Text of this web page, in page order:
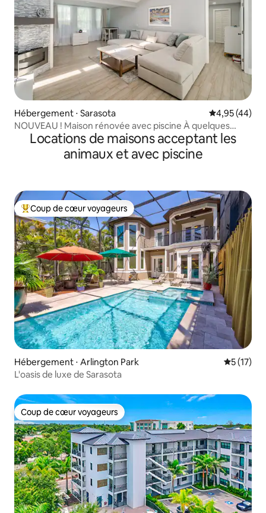
Hébergement ⋅ Sarasota Évaluation
4,95 (44)
NOUVEAU ! Maison rénovée avec piscine À quelques
minutes de la plage de Siesta Key
Locations de maisons acceptant les
animaux et avec piscine
Coups de cœur voyageurs les plus appréciés
Coup de cœur voyageurs
Hébergement ⋅ Arlington Park
5 (17)
L'oasis de luxe de Sarasota
Coup de cœur voyageurs
Coup de cœur voyageurs